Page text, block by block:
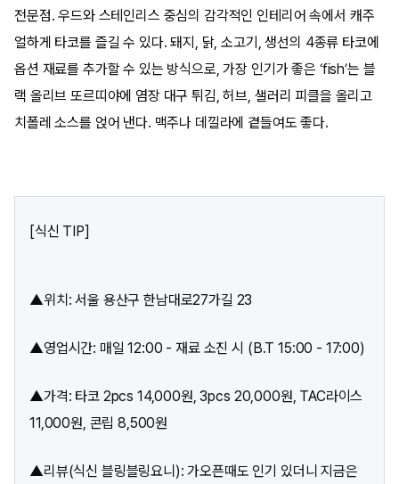
전문점. 우드와 스테인리스 중심의 감각적인 인테리어 속에서 캐주
얼하게 타코를 즐길 수 있다. 돼지, 닭, 소고기, 생선의 4종류 타코에
옵션 재료를 추가할 수 있는 방식으로, 가장 인기가 좋은 ‘fish’는 블
랙 올리브 또르띠야에 염장 대구 튀김, 허브, 샐러리 피클을 올리고
치폴레 소스를 얹어 낸다. 맥주나 데낄라에 곁들여도 좋다.
[식신 TIP]
▲위치: 서울 용산구 한남대로27가길 23
▲영업시간: 매일 12:00 - 재료 소진 시 (B.T 15:00 - 17:00)
▲가격: 타코 2pcs 14,000원, 3pcs 20,000원, TAC라이스
11,000원, 콘립 8,500원
▲리뷰(식신 블링블링요니): 가오픈때도 인기 있더니 지금은